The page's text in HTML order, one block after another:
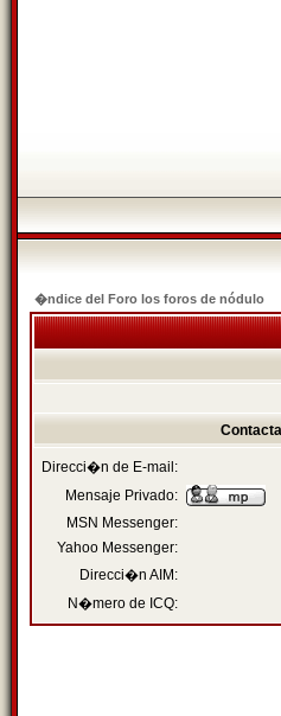
�ndice del Foro los foros de nódulo
Direcci�n de E-mail:
Mensaje Privado:
MSN Messenger:
Yahoo Messenger:
Direcci�n AIM:
N�mero de ICQ: